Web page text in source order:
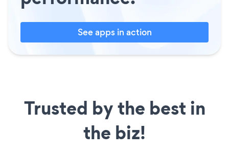
See apps in action
Trusted by the best in
the biz!